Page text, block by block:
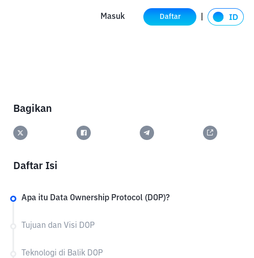
Masuk Daftar
Bagikan
Daftar Isi
Apa itu Data Ownership Protocol (DOP)?
Tujuan dan Visi DOP
Teknologi di Balik DOP